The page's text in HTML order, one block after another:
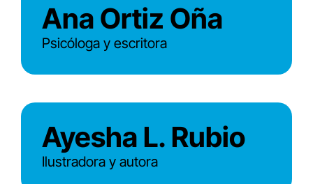
Ana Ortiz Oña
Psicóloga y escritora
Ayesha L. Rubio
Ilustradora y autora